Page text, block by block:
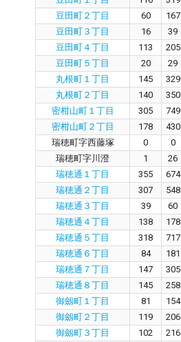
豆田町２丁目
60 167
豆田町３丁目
16 39
豆田町４丁目
113 205
豆田町５丁目
20 29
丸根町１丁目
145 329
丸根町２丁目
140 350
密柑山町１丁目
305 749
密柑山町２丁目
178 430
瑞穂町字西藤塚
0 0
瑞穂町字川澄
1 26
瑞穂通１丁目
355 674
瑞穂通２丁目
307 548
瑞穂通３丁目
39 60
瑞穂通４丁目
138 178
瑞穂通５丁目
318 717
瑞穂通６丁目
84 181
瑞穂通７丁目
147 305
瑞穂通８丁目
145 258
御劔町１丁目
81 154
御劔町２丁目
119 206
御劔町３丁目
102 216